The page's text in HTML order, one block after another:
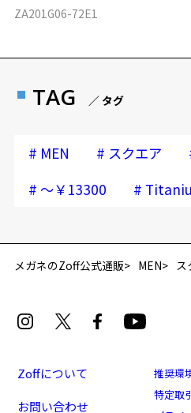
ZA201G06-72E1
TAG ／ タグ
# MEN # スクエア
# ～￥13300 #
メガネのZoff公式通販 MEN ス
Zoffについて
お問い合わせ
推奨環
特定取